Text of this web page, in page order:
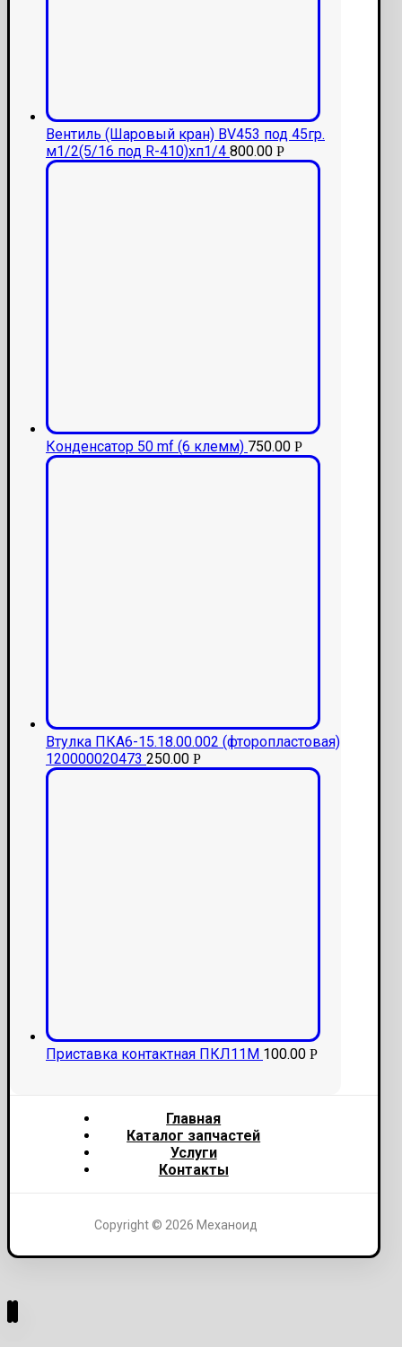
Вентиль (Шаровый кран) BV453 под 45гр.
м1/2(5/16 под R-410)хп1/4 800.00 Р
Конденсатор 50 mf (6 клемм) 750.00 Р
Втулка ПКА6-15.18.00.002 (фторопластовая)
120000020473 250.00 Р
Приставка контактная ПКЛ11М 100.00 Р
Главная
Каталог запчастей
Услуги
Контакты
Copyright © 2026 Механоид